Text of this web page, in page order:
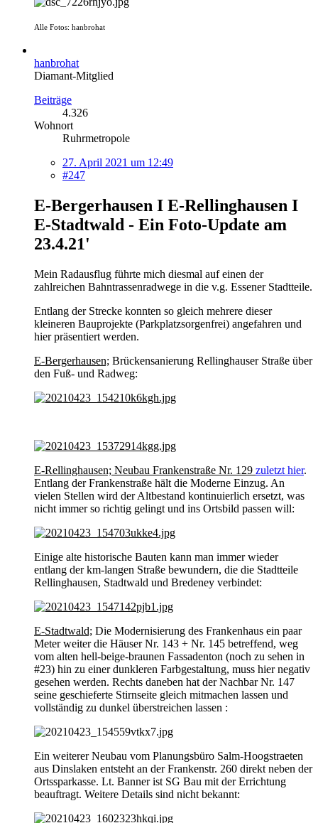
Alle Fotos: hanbrohat
hanbrohat
Diamant-Mitglied
Beiträge
4.326
Wohnort
Ruhrmetropole
27. April 2021 um 12:49
#247
E-Bergerhausen I E-Rellinghausen I
E-Stadtwald - Ein Foto-Update am
23.4.21'
Mein Radausflug führte mich diesmal auf einen der
zahlreichen Bahntrassenradwege in die v.g. Essener Stadtteile.
Entlang der Strecke konnten so gleich mehrere dieser
kleineren Bauprojekte (Parkplatzsorgenfrei) angefahren und
hier präsentiert werden.
E-Bergerhausen; Brückensanierung Rellinghauser Straße über
den Fuß- und Radweg:
E-Rellinghausen; Neubau Frankenstraße Nr. 129 zuletzt hier.
Entlang der Frankenstraße hält die Moderne Einzug. An
vielen Stellen wird der Altbestand kontinuierlich ersetzt, was
nicht immer so richtig gelingt und ins Ortsbild passen will:
Einige alte historische Bauten kann man immer wieder
entlang der km-langen Straße bewundern, die die Stadtteile
Rellinghausen, Stadtwald und Bredeney verbindet:
E-Stadtwald; Die Modernisierung des Frankenhaus ein paar
Meter weiter die Häuser Nr. 143 + Nr. 145 betreffend, weg
vom alten hell-beige-braunen Fassadenton (noch zu sehen in
#23) hin zu einer dunkleren Farbgestaltung, muss hier negativ
gesehen werden. Rechts daneben hat der Nachbar Nr. 147
seine geschieferte Stirnseite gleich mitmachen lassen und
vollständig zu dunkel überstreichen lassen :
Ein weiterer Neubau vom Planungsbüro Salm-Hoogstraeten
aus Dinslaken entsteht an der Frankenstr. 260 direkt neben der
Ortssparkasse. Lt. Banner ist SG Bau mit der Errichtung
beauftragt. Weitere Details sind nicht bekannt: